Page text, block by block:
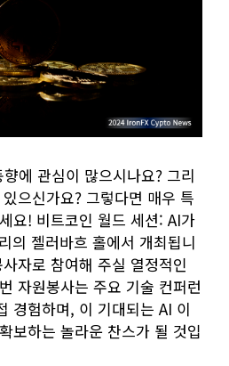
에 관심이 많으시나요? 그리
으신가요? 그렇다면 매우 특
요! 비트코인 월드 세션: AI가
의 젤러바흐 홀에서 개최됩니
자로 참여해 주실 열정적인
자원봉사는 주요 기술 컨퍼런
경험하며, 이 기대되는 AI 이
보하는 놀라운 찬스가 될 것입